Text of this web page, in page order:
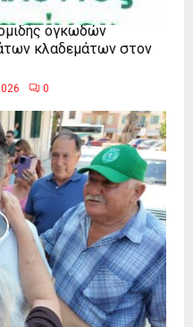
ογκωδών
κλαδεμάτων στον
0